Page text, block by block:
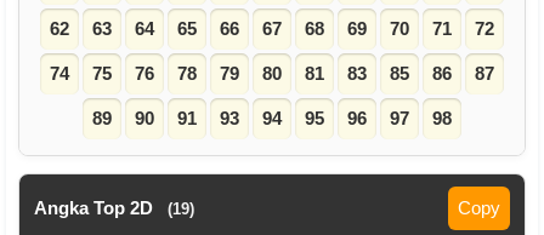
62 63 64 65 66 67 68 69 70 71 72
74 75 76 78 79 80 81 83 85 86 87
89 90 91 93 94 95 96 97 98
Angka Top 2D (19) Copy